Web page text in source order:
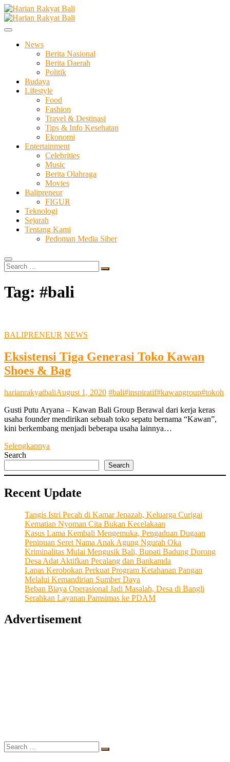
Skip
to
content
Harian Rakyat Bali
Membangun Semangat Kehidupan dan Berbangsa
News
Berita Nasional
Berita Daerah
Politik
Budaya
Lifestyle
Food
Fashion
Travel & Destinasi
Tips & Info Kesehatan
Ekonomi
Entertainment
Celebrities
Music
Berita Olahraga
Movies
Balipreneur
FIGUR
Teknologi
Sejarah
Tentang Kami
Pedoman Media Siber
Search
…
Tag: #bali
BALIPRENEUR NEWS
Eksistensi Tiga Generasi Toko Kawan
Shoes & Bag
harianrakyatbaliAugust 1, 2020 #bali#inspiratif#kawangroup#tokoh
Gusti Putu Aryana – Kawan Bali Group Berawal dari kerja keras
usaha founder mendirikan sebuah toko sepatu bernama “Kawan”,
kini berkembang menjadi beberapa usaha lainnya…
Selengkapnya
Toko
Shoes
&
Bag
Search
Search
Recent Update
Tangis Istri Pecah di Kamar Jenazah, Keluarga Curigai
Kematian Nyoman Cita Bukan Kecelakaan
Kasus Lama Kembali Mengemuka, Pengaduan Dugaan
Penipuan Seret Nama Anak Agung Ngurah Oka
Kriminalitas Mulai Mengusik Bali, Bupati Badung Dorong
Desa Adat Aktifkan Pecalang dan Bankamda
Lapas Kerobokan Perkuat Program Ketahanan Pangan
Melalui Kemandirian Sumber Daya
Beban Biaya Operasional Jadi Masalah, Desa di Bangli
Serahkan Layanan Pamsimas ke PDAM
Advertisement
Search
…